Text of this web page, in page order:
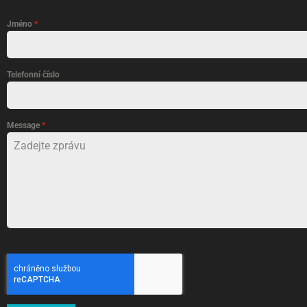
Jméno *
Telefonní číslo
Message *